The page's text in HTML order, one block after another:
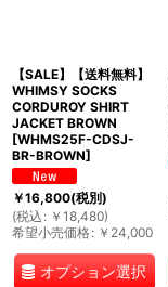
【SALE】【送料無料】
WHIMSY SOCKS
CORDUROY SHIRT
JACKET BROWN
[WHMS25F-CDSJ-
BR-BROWN]
￥16,800(税別)
(税込 : ￥ 18,480)
希望小売価格: ￥ 24,000
オプション選択